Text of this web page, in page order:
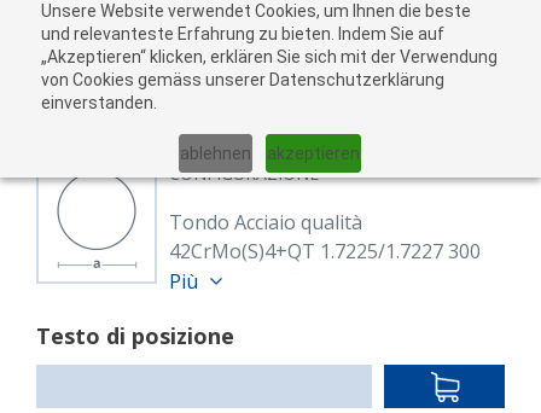
Unsere Website verwendet Cookies, um Ihnen die beste
und relevanteste Erfahrung zu bieten. Indem Sie auf
„Akzeptieren“ klicken, erklären Sie sich mit der Verwendung
von Cookies gemäss unserer Datenschutzerklärung
einverstanden.
ablehnen akzeptieren
01 02
CONFIGURAZIONE
Tondo Acciaio qualità
42CrMo(S)4+QT 1.7225/1.7227 300
gewalzt, vergütet
Rund 300 mm 42CrMoS4+QT
(1.7227)
Più
Testo di posizione
IN